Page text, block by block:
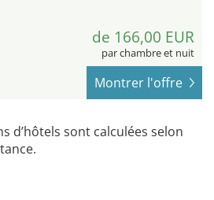
de 166,00 EUR
par chambre et nuit
Montrer l'offre
d’hôtels sont calculées selon